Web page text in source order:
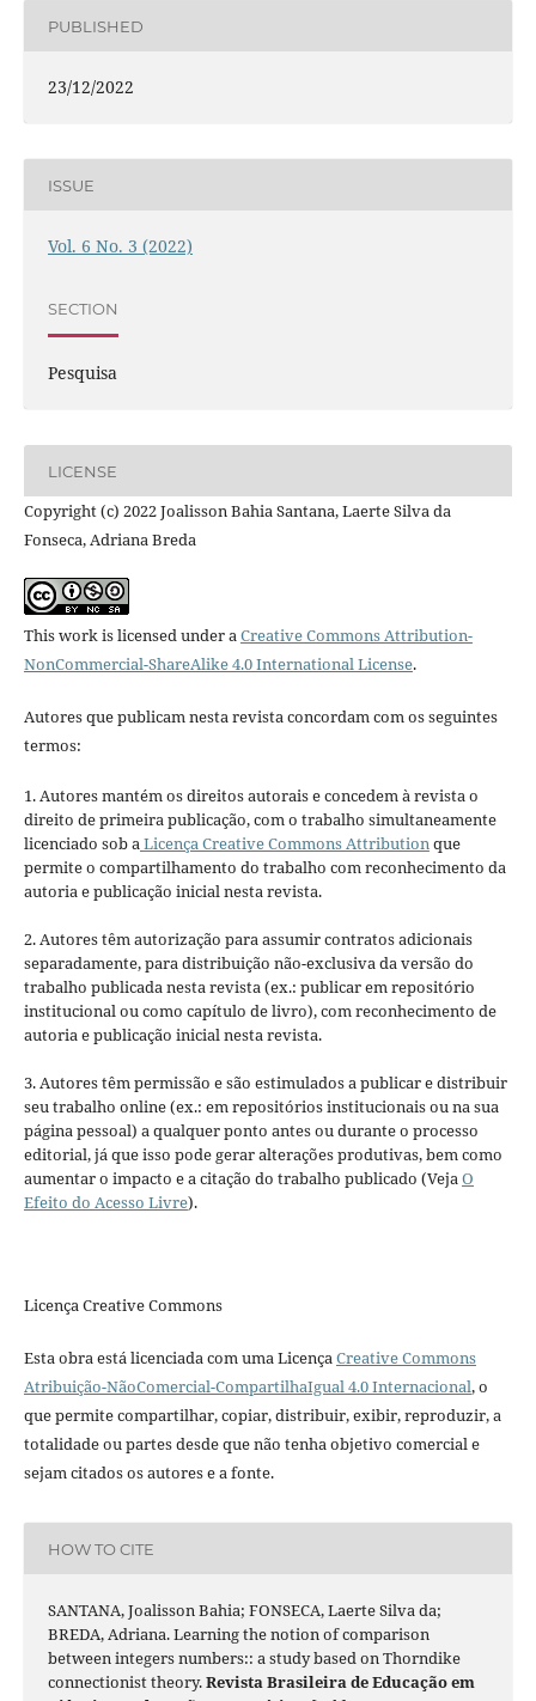
PUBLISHED
23/12/2022
ISSUE
Vol. 6 No. 3 (2022)
SECTION
Pesquisa
LICENSE
Copyright (c) 2022 Joalisson Bahia Santana, Laerte Silva da
Fonseca, Adriana Breda
This work is licensed under aCreative Commons Attribution-
NonCommercial-ShareAlike 4.0 International License.
Autores que publicam nesta revista concordam com os seguintes
termos:
1. Autores mantém os direitos autorais e concedem à revista o
direito de primeira publicação, com o trabalho simultaneamente
licenciado sob aLicença Creative Commons Attributionque
permite o compartilhamento do trabalho com reconhecimento da
autoria e publicação inicial nesta revista.
2. Autores têm autorização para assumir contratos adicionais
separadamente, para distribuição não-exclusiva da versão do
trabalho publicada nesta revista (ex.: publicar em repositório
institucional ou como capítulo de livro), com reconhecimento de
autoria e publicação inicial nesta revista.
3. Autores têm permissão e são estimulados a publicar e distribuir
seu trabalho online (ex.: em repositórios institucionais ou na sua
página pessoal) a qualquer ponto antes ou durante o processo
editorial, já que isso pode gerar alterações produtivas, bem como
aumentar o impacto e a citação do trabalho publicado (VejaO
Efeito do Acesso Livre).
Licença Creative Commons
Esta obra está licenciada com uma LicençaCreative Commons
Atribuição-NãoComercial-CompartilhaIgual 4.0 Internacional, o
que permite compartilhar, copiar, distribuir, exibir, reproduzir, a
totalidade ou partes desde que não tenha objetivo comercial e
sejam citados os autores e a fonte.
HOW TO CITE
SANTANA, Joalisson Bahia; FONSECA, Laerte Silva da;
BREDA, Adriana. Learning the notion of comparison
between integers numbers:: a study based on Thorndike
connectionist theory.Revista Brasileira de Educação em